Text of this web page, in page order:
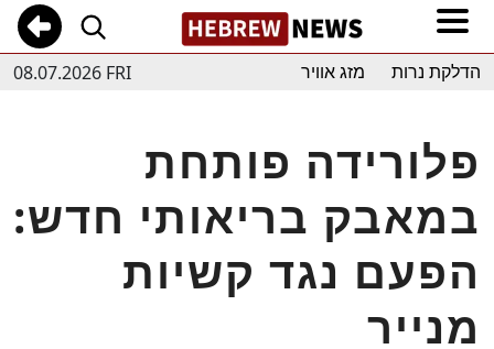
08.07.2026 FRI הדלקת נרות מזג אוויר
פלורידה פותחת
במאבק בריאותי חדש:
הפעם נגד קשיות
מנייר